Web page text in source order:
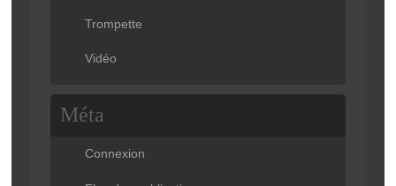
Trompette
Vidéo
Méta
Connexion